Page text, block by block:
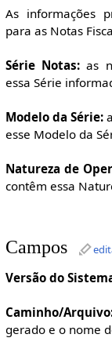
As informações
para as Notas
Série Notas: as
essa Série
Modelo da Série:
esse Modelo da
Natureza de
contêm essa
Campos
Versão do
Caminho/
gerado e o nome